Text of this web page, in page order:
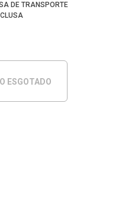
DE TRANSPORTE
ESGOTADO